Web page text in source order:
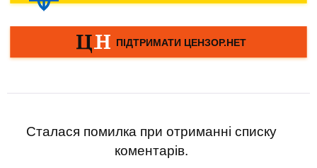
Сталася помилка при отриманні списку
коментарів.